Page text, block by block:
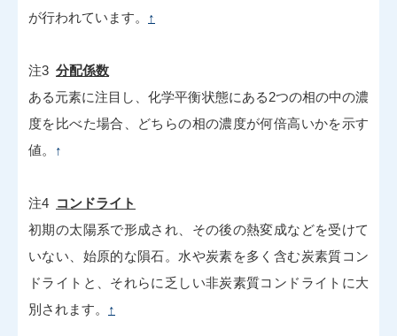
が行われています。
↑
注3 分配係数
ある元素に注目し、化学平衡状態にある2つの相の中の濃
度を比べた場合、どちらの相の濃度が何倍高いかを示す
値。
↑
注4 コンドライト
初期の太陽系で形成され、その後の熱変成などを受けて
いない、始原的な隕石。水や炭素を多く含む炭素質コン
ドライトと、それらに乏しい非炭素質コンドライトに大
別されます。
↑